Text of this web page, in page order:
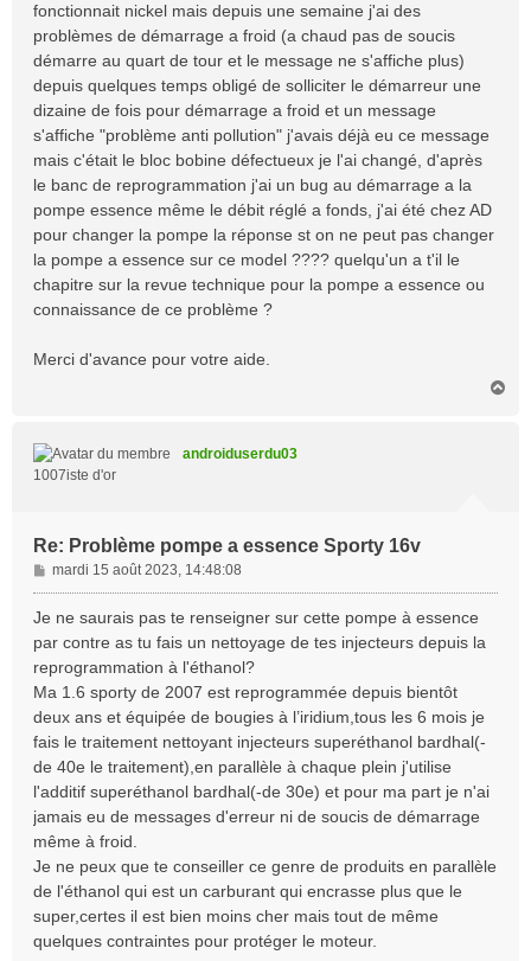
fonctionnait nickel mais depuis une semaine j'ai des
problèmes de démarrage a froid (a chaud pas de soucis
démarre au quart de tour et le message ne s'affiche plus)
depuis quelques temps obligé de solliciter le démarreur une
dizaine de fois pour démarrage a froid et un message
s'affiche "problème anti pollution" j'avais déjà eu ce message
mais c'était le bloc bobine défectueux je l'ai changé, d'après
le banc de reprogrammation j'ai un bug au démarrage a la
pompe essence même le débit réglé a fonds, j'ai été chez AD
pour changer la pompe la réponse st on ne peut pas changer
la pompe a essence sur ce model ???? quelqu'un a t'il le
chapitre sur la revue technique pour la pompe a essence ou
connaissance de ce problème ?
Merci d'avance pour votre aide.
androiduserdu03
1007iste d'or
Re: Problème pompe a essence Sporty 16v
M
e
s
g
e
mardi 15 août 2023, 14:48:08
Je ne saurais pas te renseigner sur cette pompe à essence
par contre as tu fais un nettoyage de tes injecteurs depuis la
reprogrammation à l'éthanol?
Ma 1.6 sporty de 2007 est reprogrammée depuis bientôt
deux ans et équipée de bougies à l’iridium,tous les 6 mois je
fais le traitement nettoyant injecteurs superéthanol bardhal(-
de 40e le traitement),en parallèle à chaque plein j'utilise
l'additif superéthanol bardhal(-de 30e) et pour ma part je n'ai
jamais eu de messages d'erreur ni de soucis de démarrage
même à froid.
Je ne peux que te conseiller ce genre de produits en parallèle
de l'éthanol qui est un carburant qui encrasse plus que le
super,certes il est bien moins cher mais tout de même
quelques contraintes pour protéger le moteur.